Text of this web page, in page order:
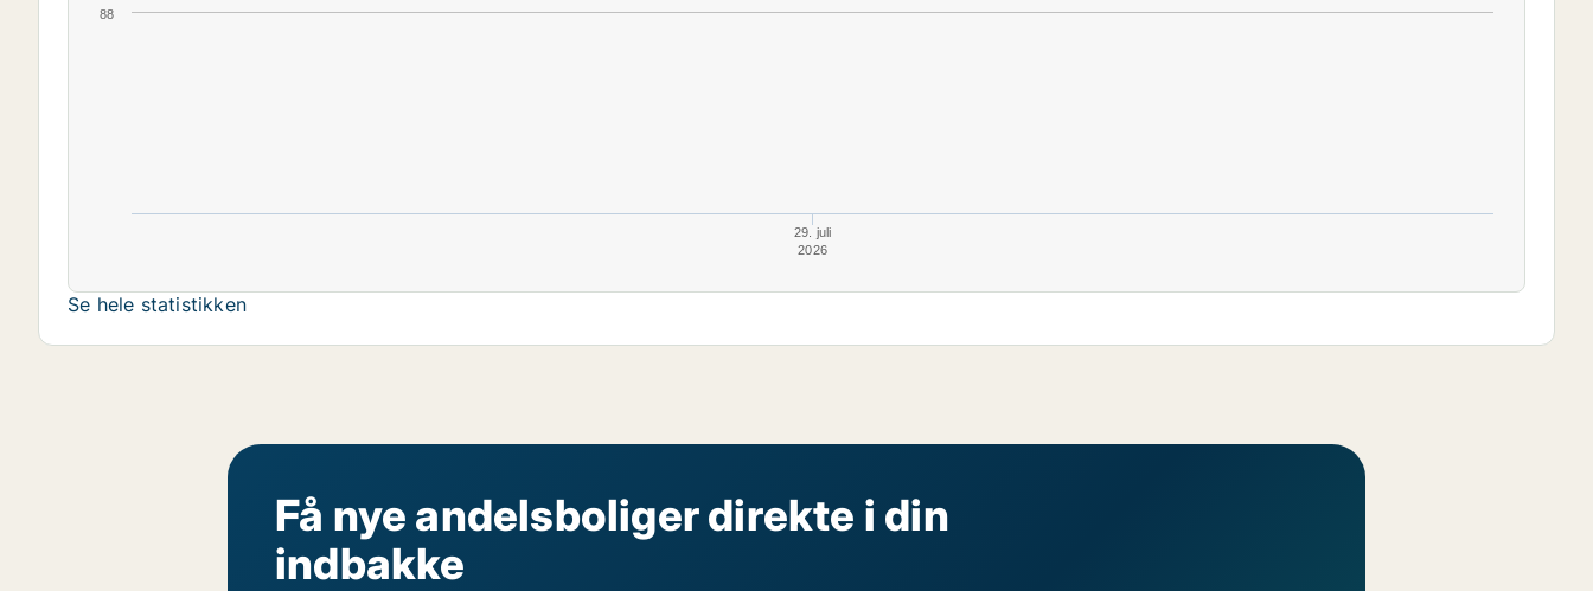
29. juli
2026
88
Se hele statistikken
Få nye andelsboliger direkte i din
indbakke